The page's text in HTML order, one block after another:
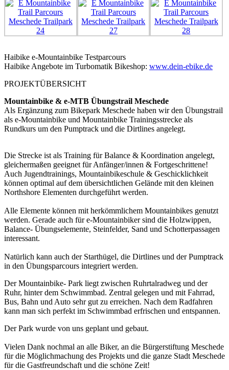
Haibike e-Mountainbike Testparcours
Haibike Angebote im Turbomatik Bikeshop: www.dein-ebike.de
PROJEKTÜBERSICHT
Mountainbike & e-MTB Übungstrail Meschede
Als Ergänzung zum Bikepark Meschede haben wir den Übungstrail
als e-Mountainbike und Mountainbike Trainingsstrecke als
Rundkurs um den Pumptrack und die Dirtlines angelegt.
Die Strecke ist als Training für Balance & Koordination angelegt,
gleichermaßen geeignet für Anfänger/innen & Fortgeschrittene!
Auch Jugendtrainings, Mountainbikeschule & Geschicklichkeit
können optimal auf dem übersichtlichen Gelände mit den kleinen
Northshore Elementen durchgeführt werden.
Alle Elemente können mit herkömmlichem Mountainbikes genutzt
werden. Gerade auch für e-Mountainbiker sind die Holzwippen,
Balance- Übungselemente, Steinfelder, Sand und Schotterpassagen
interessant.
Natürlich kann auch der Starthügel, die Dirtlines und der Pumptrack
in den Übungsparcours integriert werden.
Der Mountainbike- Park liegt zwischen Ruhrtalradweg und der
Ruhr, hinter dem Schwimmbad. Zentral gelegen und mit Fahrrad,
Bus, Bahn und Auto sehr gut zu erreichen. Nach dem Radfahren
kann man sich perfekt im Schwimmbad erfrischen und entspannen.
Der Park wurde von uns geplant und gebaut.
Vielen Dank nochmal an alle Biker, an die Bürgerstiftung Meschede
für die Möglichmachung des Projekts und die ganze Stadt Meschede
für die Gastfreundschaft und die schöne Zeit!